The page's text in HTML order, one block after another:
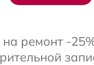
ремонт -